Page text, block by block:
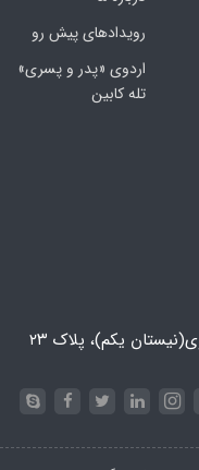
رویدادهای پیش رو
اردوی «پدر و پسری»
تله کابین
یکم)، پلاک ۲۳